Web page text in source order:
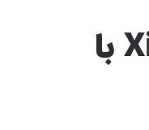
تبلت گیمینگ لنوو Xiaoxin Pro GT با